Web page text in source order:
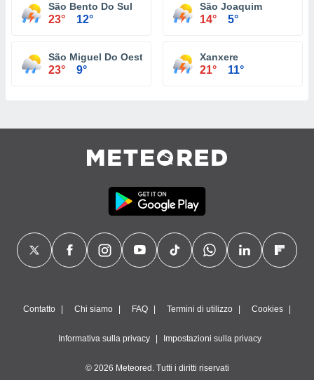
São Bento Do Sul
23° 12°
São Joaquim
14° 5°
São Miguel Do Oeste
23° 9°
Xanxere
21° 11°
Contatto Chi siamo FAQ Termini di utilizzo Cookies
Informativa sulla privacy Impostazioni sulla privacy
© 2026 Meteored. Tutti i diritti riservati